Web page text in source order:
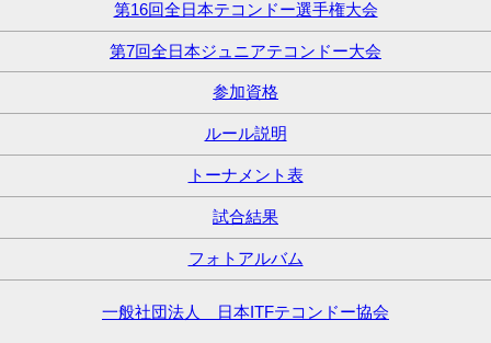
第16回全日本テコンドー選手権大会
第7回全日本ジュニアテコンドー大会
参加資格
ルール説明
トーナメント表
試合結果
フォトアルバム
一般社団法人 日本ITFテコンドー協会